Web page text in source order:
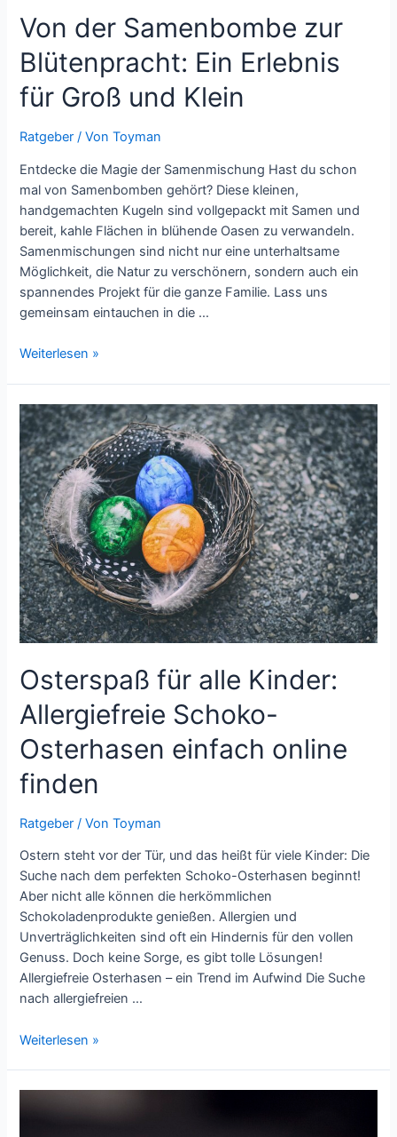
Von der Samenbombe zur
Blütenpracht: Ein Erlebnis
für Groß und Klein
Ratgeber / VonToyman
Entdecke die Magie der Samenmischung Hast du schon
mal von Samenbomben gehört? Diese kleinen,
handgemachten Kugeln sind vollgepackt mit Samen und
bereit, kahle Flächen in blühende Oasen zu verwandeln.
Samenmischungen sind nicht nur eine unterhaltsame
Möglichkeit, die Natur zu verschönern, sondern auch ein
spannendes Projekt für die ganze Familie. Lass uns
gemeinsam eintauchen in die …
Von
zur
Blütenpracht:
Ein
Erlebnis
für
Groß
und
Klein
Weiterlesen »
Osterspaß für alle Kinder:
Allergiefreie Schoko-
Osterhasen einfach online
finden
Ratgeber / VonToyman
Ostern steht vor der Tür, und das heißt für viele Kinder: Die
Suche nach dem perfekten Schoko-Osterhasen beginnt!
Aber nicht alle können die herkömmlichen
Schokoladenprodukte genießen. Allergien und
Unverträglichkeiten sind oft ein Hindernis für den vollen
Genuss. Doch keine Sorge, es gibt tolle Lösungen!
Allergiefreie Osterhasen – ein Trend im Aufwind Die Suche
nach allergiefreien …
Osterspaß
Weiterlesen »